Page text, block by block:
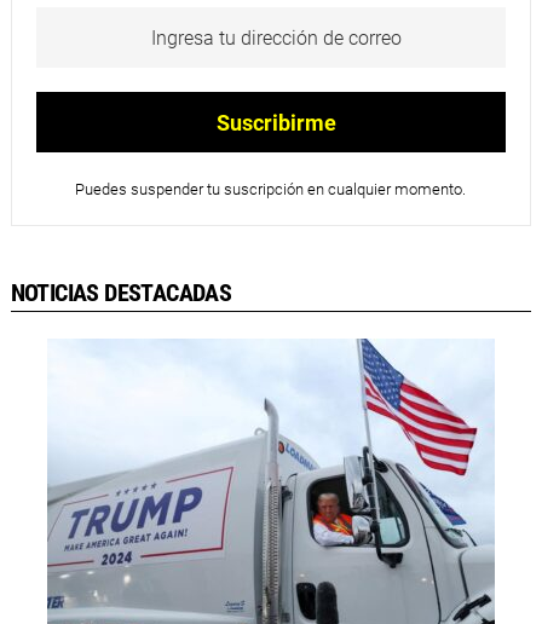
Puedes suspender tu suscripción en cualquier momento.
NOTICIAS DESTACADAS